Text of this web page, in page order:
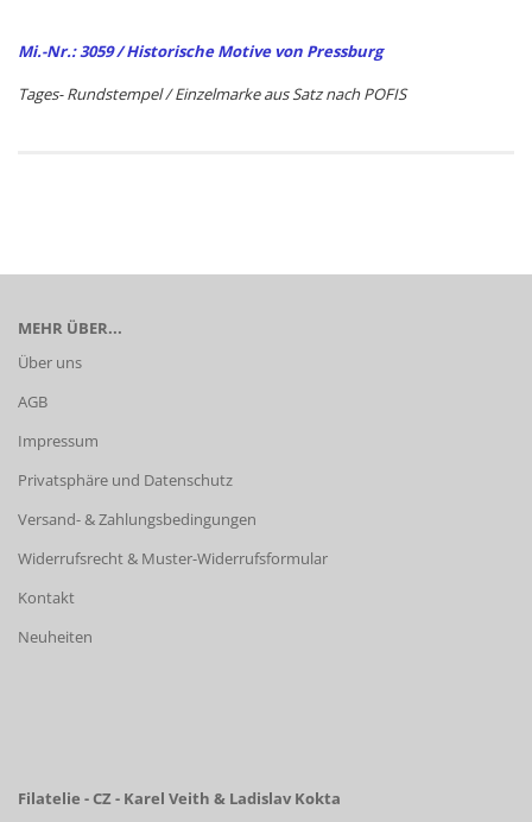
Mi.-Nr.: 3059 / Historische Motive von Pressburg
Tages- Rundstempel / Einzelmarke aus Satz nach POFIS
MEHR ÜBER...
Über uns
AGB
Impressum
Privatsphäre und Datenschutz
Versand- & Zahlungsbedingungen
Widerrufsrecht & Muster-Widerrufsformular
Kontakt
Neuheiten
Filatelie - CZ - Karel Veith & Ladislav Kokta